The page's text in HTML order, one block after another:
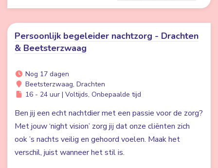
Persoonlijk begeleider nachtzorg - Drachten
& Beetsterzwaag
Nog 17 dagen
Beetsterzwaag, Drachten
16 - 24 uur | Voltijds, Onbepaalde tijd
Ben jij een echt nachtdier met een passie voor de zorg?
Met jouw ‘night vision’ zorg jij dat onze cliënten zich
ook ’s nachts veilig en gehoord voelen. Maak het
verschil, juist wanneer het stil is.